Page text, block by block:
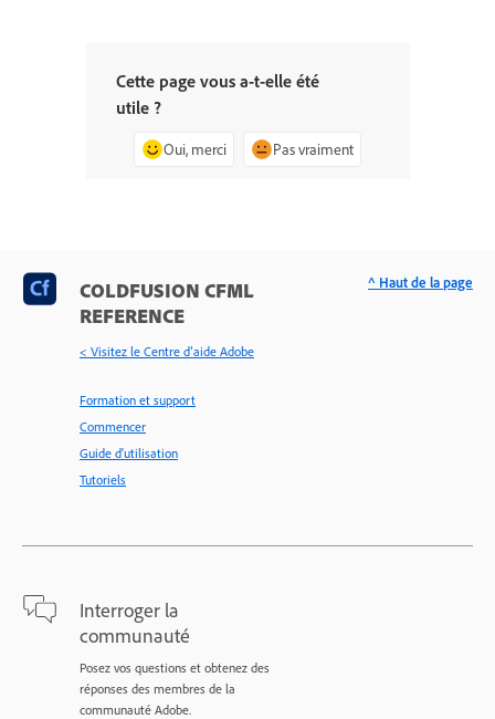
Cette page vous a-t-elle été
utile ?
Oui, merci Pas vraiment
COLDFUSION CFML
REFERENCE
< Visitez le Centre d’aide Adobe
Formation et support
Commencer
Guide d'utilisation
Tutoriels
Interroger la
communauté
Posez vos questions et obtenez des
réponses des membres de la
communauté Adobe.
^ Haut de la page